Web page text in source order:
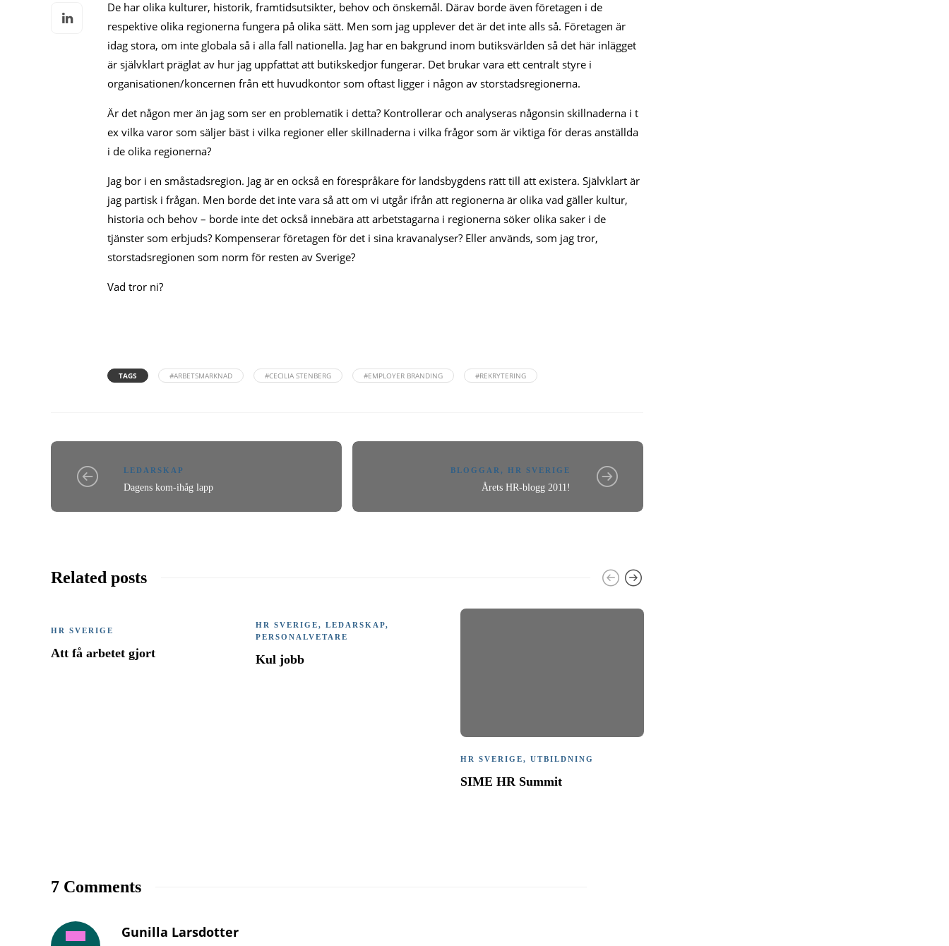
De har olika kulturer, historik, framtidsutsikter, behov och önskemål. Därav borde även företagen i de
respektive olika regionerna fungera på olika sätt. Men som jag upplever det är det inte alls så. Företagen är
idag stora, om inte globala så i alla fall nationella. Jag har en bakgrund inom butiksvärlden så det här inlägget
är självklart präglat av hur jag uppfattat att butikskedjor fungerar. Det brukar vara ett centralt styre i
organisationen/koncernen från ett huvudkontor som oftast ligger i någon av storstadsregionerna.
Är det någon mer än jag som ser en problematik i detta? Kontrollerar och analyseras någonsin skillnaderna i t
ex vilka varor som säljer bäst i vilka regioner eller skillnaderna i vilka frågor som är viktiga för deras anställda
i de olika regionerna?
Jag bor i en småstadsregion. Jag är en också en förespråkare för landsbygdens rätt till att existera. Självklart är
jag partisk i frågan. Men borde det inte vara så att om vi utgår ifrån att regionerna är olika vad gäller kultur,
historia och behov – borde inte det också innebära att arbetstagarna i regionerna söker olika saker i de
tjänster som erbjuds? Kompenserar företagen för det i sina kravanalyser? Eller används, som jag tror,
storstadsregionen som norm för resten av Sverige?
Vad tror ni?
TAGS #ARBETSMARKNAD #CECILIA STENBERG #EMPLOYER BRANDING #REKRYTERING
LEDARSKAP
Dagens kom-ihåg lapp
BLOGGAR,HR SVERIGE
Årets HR-blogg 2011!
Related posts
HR SVERIGE
Att få arbetet gjort
HR SVERIGE, LEDARSKAP,
PERSONALVETARE
Kul jobb
HR SVERIGE, UTBILDNING
SIME HR Summit
7 Comments
Gunilla Larsdotter